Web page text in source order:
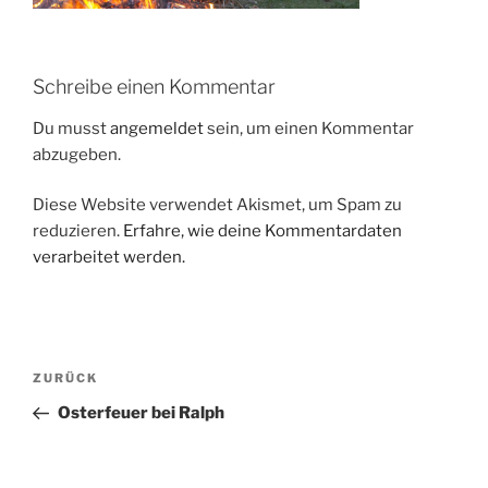
Schreibe einen Kommentar
Du musstangemeldetsein, um einen Kommentar
abzugeben.
Diese Website verwendet Akismet, um Spam zu
reduzieren. Erfahre, wie deine Kommentardaten
verarbeitet werden.
Beitragsnavigation
Vorheriger
Beitrag
ZURÜCK
Osterfeuer bei Ralph